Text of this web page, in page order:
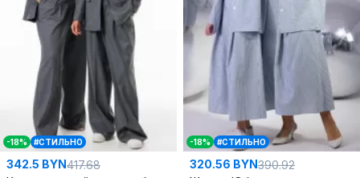
-18% #СТИЛЬНО
342.5 BYN417.68
-18% #СТИЛЬНО
320.56 BYN390.92